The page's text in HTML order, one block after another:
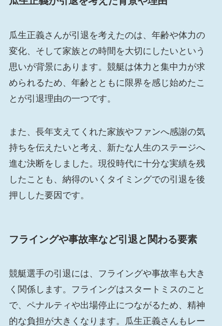
瓜生正義さんが引退を考えたのは、年齢や体力の
変化、そして家族との時間を大切にしたいという
思いが背景にあります。競艇は体力と集中力が求
められるため、年齢とともに限界を感じ始めたこ
とが引退理由の一つです。
また、長年支えてくれた家族やファンへ感謝の気
持ちを伝えたいと考え、新たな人生のステージへ
進む決断をしました。現役時代に十分な実績を残
したことも、納得のいくタイミングでの引退を後
押しした要因です。
フライングや事故率など引退と関わる要素
競艇選手の引退には、フライングや事故率も大き
く関係します。フライングはスタートミスのこと
で、ペナルティや出場停止につながるため、精神
的な負担が大きくなります。瓜生正義さんもレー